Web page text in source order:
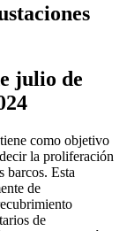
julio de
como objetivo
la proliferación
barcos. Esta
de
de